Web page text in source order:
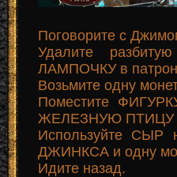
Поговорите с
Удалите
ЛАМПОЧКУ в
Возьмите одну
Поместите
ЖЕЛЕЗНУЮ ПТИЦУ
Используйте СЫР
ДЖИНКСА и одну
Идите назад.